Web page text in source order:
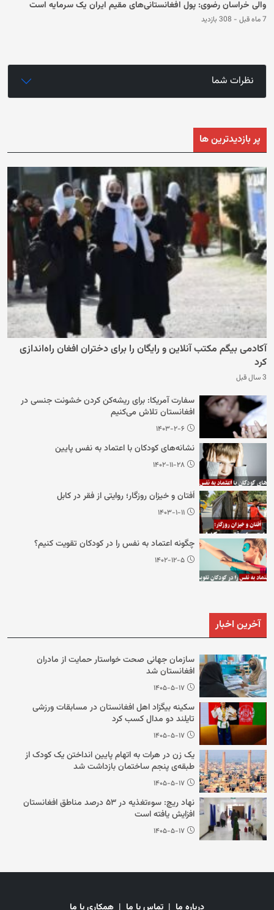
والی خراسان رضوی: پول افغانستانی‌های مقیم ایران یک سرمایه است
7 ماه قبل - 308 بازدید
نظرات شما
پر بازدیدترین ها
آکادمی بیگم مکتب آنلاین و رایگان را برای دختران افغان راه‌اندازی
کرد
3 سال قبل
سفارت آمریکا: برای ریشه‌کن کردن خشونت جنسی در
افغانستان تلاش می‌کنیم
۱۴۰۳-۲-۶
نشانه‌های کودکان با اعتماد به نفس پایین
۱۴۰۲-۱۱-۲۸
اُفتان و خیزان روزگار؛ روایتی از فقر در کابل
۱۴۰۳-۱-۱۱
چگونه اعتماد به نفس را در کودکان تقویت کنیم؟
۱۴۰۲-۱۲-۵
آخرین اخبار
سازمان جهانی صحت خواستار حمایت از مادران
افغانستان شد
۱۴۰۵-۵-۱۷
سکینه بیگزاد اهل افغانستان در مسابقات ورزشی
تایلند دو مدال کسب کرد
۱۴۰۵-۵-۱۷
یک زن در هرات به اتهام پایین انداختن یک کودک از
طبقه‌ی پنجم ساختمان بازداشت شد
۱۴۰۵-۵-۱۷
نهاد ریچ: سوءتغذیه در ۵۳ درصد مناطق افغانستان
افزایش یافته است
۱۴۰۵-۵-۱۷
درباره ما | تماس با ما | همکاری با ما